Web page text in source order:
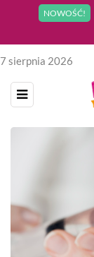
NOWOŚĆ!
7 sierpnia 2026